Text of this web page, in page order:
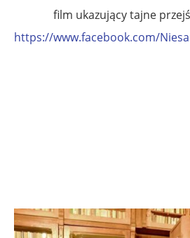
film ukazujący tajne
https://www.facebook.com/